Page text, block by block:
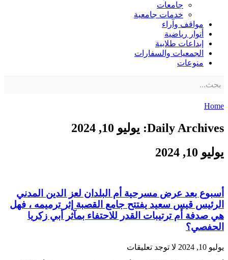
جامعات
خدمات جامعية
مواقف وآراء
أنوار رياضية
إبداعات طلابية
الجمعيات والسفارات
منوعات
Home
Daily Archives: يوليو 10, 2024
يوليو 10, 2024
أسبوع بعد عرض مسرحية أم البلدان لعز الدين المدني
الرئيس قيس سعيد يفتتح جامع القصبة إثر ترميمه ، فهل
هي صدفة أم ترتيبات القدر للاحتفاء بمآثر أبي زكريا
الحفصي؟
يوليو 10, 2024 لا توجد تعليقات